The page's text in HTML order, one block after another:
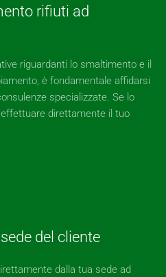
rifiuti ad
riguardanti lo smaltimento e il
è fondamentale affidarsi
specializzate. Se lo
direttamente il tuo
del cliente
dalla tua sede ad